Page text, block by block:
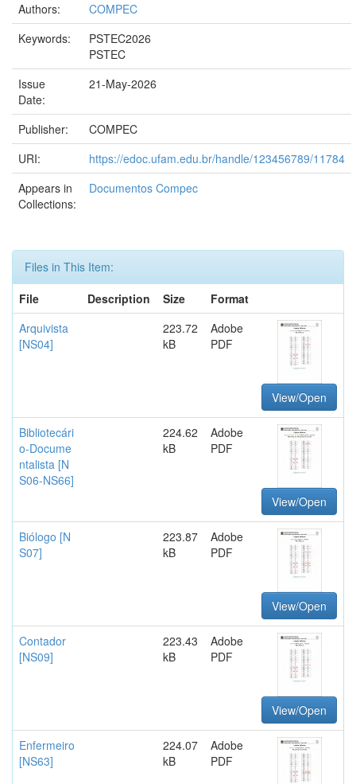
Authors:
COMPEC
Keywords:
PSTEC2026
PSTEC
Issue
Date:
21-May-2026
Publisher:
COMPEC
URI:
https://edoc.ufam.edu.br/handle/123456789/11784
Appears in
Collections:
Documentos Compec
Files in This Item:
File
Description Size
Format
Arquivista
[NS04]
223.72
kB
Adobe
PDF
View/Open
Bibliotecári
o-Docume
ntalista [N
S06-NS66]
224.62
kB
Adobe
PDF
View/Open
Biólogo [N
S07]
223.87
kB
Adobe
PDF
View/Open
Contador
[NS09]
223.43
kB
Adobe
PDF
View/Open
Enfermeiro
[NS63]
224.07
kB
Adobe
PDF